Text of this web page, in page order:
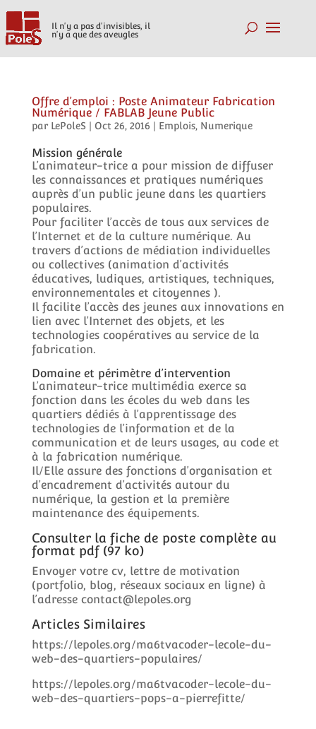
Il n'y a pas d'invisibles, il
n'y a que des aveugles
Offre d’emploi : Poste Animateur Fabrication
Numérique / FABLAB Jeune Public
par LePoleS Oct 26, 2016 Emplois, Numerique
Mission générale
L’animateur-trice a pour mission de diffuser
les connaissances et pratiques numériques
auprès d’un public jeune dans les quartiers
populaires.
Pour faciliter l’accès de tous aux services de
l’Internet et de la culture numérique. Au
travers d’actions de médiation individuelles
ou collectives (animation d’activités
éducatives, ludiques, artistiques, techniques,
environnementales et citoyennes ).
Il facilite l’accès des jeunes aux innovations en
lien avec l’Internet des objets, et les
technologies coopératives au service de la
fabrication.
Domaine et périmètre d’intervention
L’animateur-trice multimédia exerce sa
fonction dans les écoles du web dans les
quartiers dédiés à l’apprentissage des
technologies de l’information et de la
communication et de leurs usages, au code et
à la fabrication numérique.
Il/Elle assure des fonctions d’organisation et
d’encadrement d’activités autour du
numérique, la gestion et la première
maintenance des équipements.
Consulter la fiche de poste complète au
format pdf (97 ko)
Envoyer votre cv, lettre de motivation
(portfolio, blog, réseaux sociaux en ligne) à
l’adresse contact@lepoles.org
Articles Similaires
https://lepoles.org/ma6tvacoder-lecole-du-
web-des-quartiers-populaires/
https://lepoles.org/ma6tvacoder-lecole-du-
web-des-quartiers-pops-a-pierrefitte/